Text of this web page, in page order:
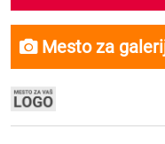
Mesto za